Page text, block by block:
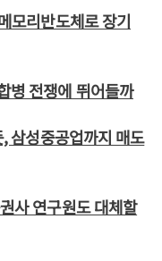
모리반도체로 장기
병 전쟁에 뛰어들까
삼성중공업까지 매도
사 연구원도 대체할